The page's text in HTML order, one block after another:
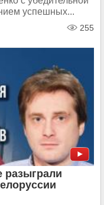
успешных...
255